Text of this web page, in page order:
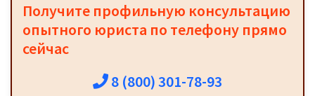
Получите профильную консультацию
опытного юриста по телефону прямо
сейчас
8 (800) 301-78-93